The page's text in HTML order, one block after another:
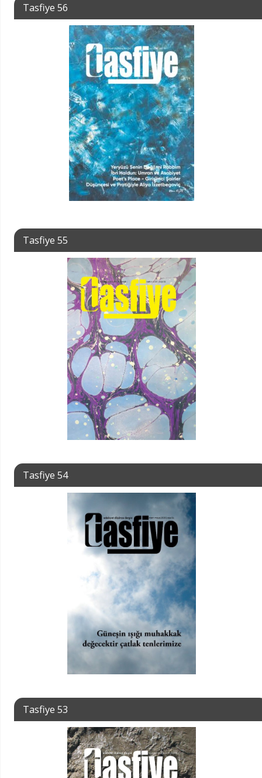
Tasfiye 56
Tasfiye 55
Tasfiye 54
Tasfiye 53